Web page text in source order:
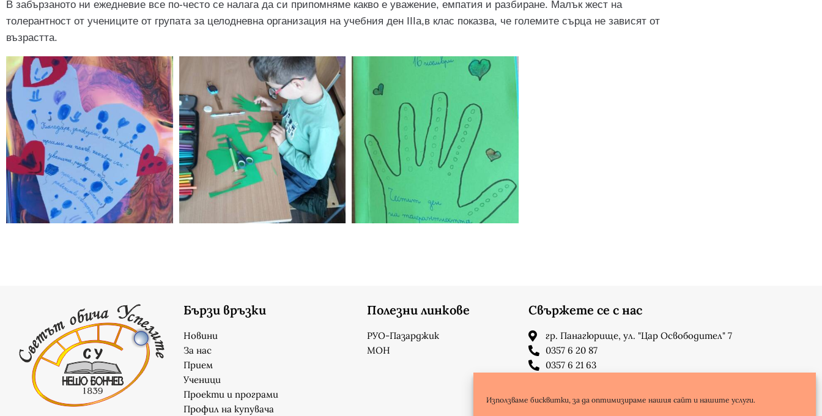
Използваме бисквитки, за да оптимизираме нашия сайт и нашите услуги.
В забързаното ни ежедневие все по-често се налага да си припомняме какво е уважение, емпатия и разбиране. Малък жест на
толерантност от учениците от групата за целодневна организация на учебния ден IIIа,в клас показва, че големите сърца не зависят от
възрастта.
Бързи връзки
Новини
За нас
Прием
Ученици
Проекти и програми
Профил на купувача
Полезни линкове
РУО-Пазарджик
МОН
Свържете се с нас
гр. Панагюрище, ул. "Цар Освободител" 7
0357 6 20 87
0357 6 21 63
Facebook